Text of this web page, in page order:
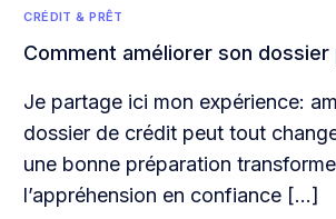
CRÉDIT & PRÊT
Comment améliorer son
Je partage ici mon expérience:
dossier de crédit peut tout
une bonne préparation transforme
l’appréhension en confiance […]